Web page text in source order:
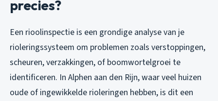
precies?
Een rioolinspectie is een grondige analyse van je
rioleringssysteem om problemen zoals verstoppingen,
scheuren, verzakkingen, of boomwortelgroei te
identificeren. In Alphen aan den Rijn, waar veel huizen
oude of ingewikkelde rioleringen hebben, is dit een